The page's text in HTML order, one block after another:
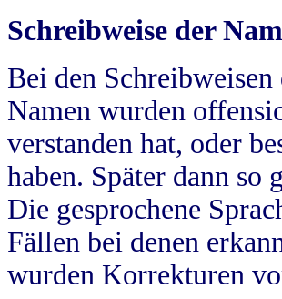
Schreibweise der
Bei den
Namen wurden
verstanden hat, oder
haben. Später dann so
Die gesprochene
Fällen bei denen
wurden Korrekturen